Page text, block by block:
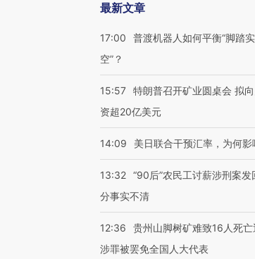
最新文章
17:00
普渡机器人如何平衡“脚踏
空”？
15:57 特朗普召开矿业圆桌会 拟
资超20亿美元
14:09 美日联合干预汇率，为何影
13:32 “90后”农民工讨薪涉刑案发
分事实不清
12:36
贵州山脚树矿难致16人死
涉罪被罢免全国人大代表